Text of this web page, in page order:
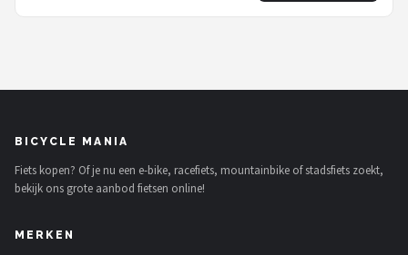
BICYCLE MANIA
Fiets kopen? Of je nu een e-bike, racefiets, mountainbike of stadsfiets zoekt,
bekijk ons grote aanbod fietsen online!
MERKEN